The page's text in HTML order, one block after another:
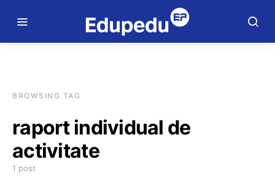
BROWSING TAG
raport individual de
activitate
1 post